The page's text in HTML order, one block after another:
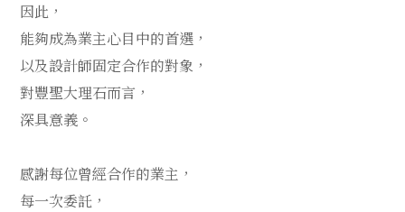
因此，
能夠成為業主心目中的首選，
以及設計師固定合作的對象，
對豐聖大理石而言，
深具意義。
感謝每位曾經合作的業主，
每一次委託，